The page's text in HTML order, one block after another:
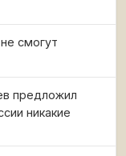
смогут
предложил
никакие